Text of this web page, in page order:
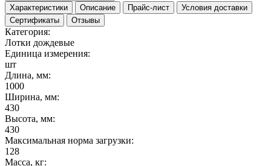
Характеристики
Описание Прайс-лист
Условия доставки
Сертификаты
Отзывы
Категория:
Лотки дождевые
Единица измерения:
шт
Длина, мм:
1000
Ширина, мм:
430
Высота, мм:
430
Максимальная норма загрузки:
128
Масса, кг: